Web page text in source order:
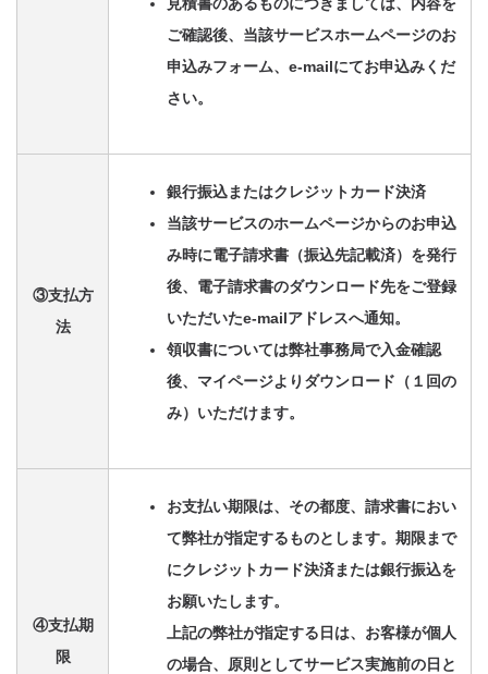
ご確認後、当該サービスホームページのお
申込みフォーム、e-mailにてお申込みくだ
さい。
③支払方
法
銀行振込またはクレジットカード決済
当該サービスのホームページからのお申込
み時に電子請求書（振込先記載済）を発行
後、電子請求書のダウンロード先をご登録
いただいたe-mailアドレスへ通知。
領収書については弊社事務局で入金確認
後、マイページよりダウンロード（１回の
み）いただけます。
④支払期
限
お支払い期限は、その都度、請求書におい
て弊社が指定するものとします。期限まで
にクレジットカード決済または銀行振込を
お願いたします。
上記の弊社が指定する日は、お客様が個人
の場合、原則としてサービス実施前の日と